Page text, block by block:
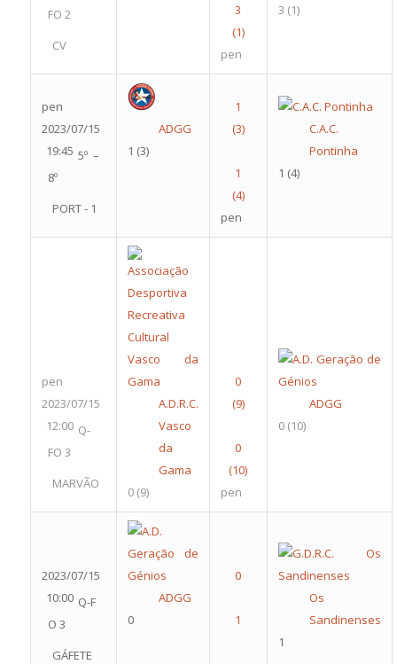
FO 2
CV
pen
3 (1)
pen
2023/07/15
19:45 5º –
8º
PORT - 1
ADGG
1 (3)
pen
C.A.C.
Pontinha
1 (4)
pen
2023/07/15
12:00 Q-
FO 3
MARVÃO
A.D.R.C.
Vasco
da
Gama
0 (9) pen
ADGG
0 (10)
2023/07/15
10:00 Q-F
O 3
GÁFETE
ADGG
0
Os
Sandinenses
1